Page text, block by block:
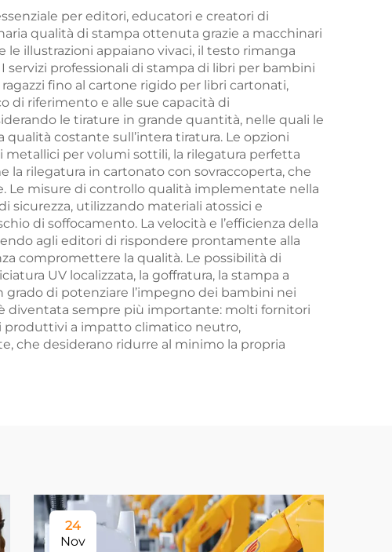
con
stampa ecologica
con sovracoperta
per editori, educatori e creatori di
qualità di stampa ottenuta grazie a macchinari
illustrazioni appaiano vivaci, il testo rimanga
servizi professionali di stampa di libri per bambini
fino al cartone rigido per libri cartonati,
di riferimento e alle sue capacità di
le tirature in grande quantità, nelle quali le
costante sull’intera tiratura. Le opzioni
per volumi sottili, la rilegatura perfetta
la rilegatura in cartonato con sovraccoperta, che
Le misure di controllo qualità implementate nella
sicurezza, utilizzando materiali atossici e
di soffocamento. La velocità e l’efficienza della
agli editori di rispondere prontamente alla
compromettere la qualità. Le possibilità di
UV localizzata, la goffratura, la stampa a
di potenziare l’impegno dei bambini nei
diventata sempre più importante: molti fornitori
produttivi a impatto climatico neutro,
che desiderano ridurre al minimo la propria
24
Nov